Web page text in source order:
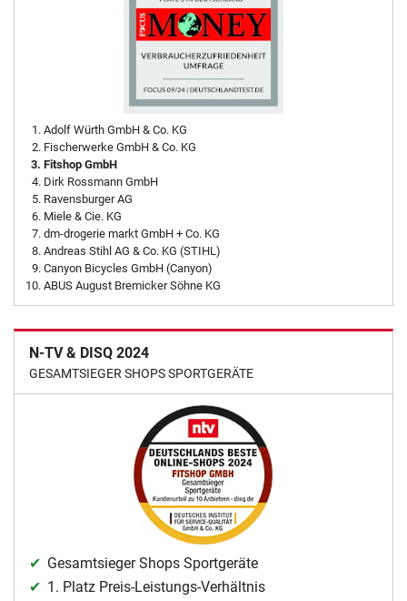
Adolf Würth GmbH & Co. KG
Fischerwerke GmbH & Co. KG
Fitshop GmbH
Dirk Rossmann GmbH
Ravensburger AG
Miele & Cie. KG
dm-drogerie markt GmbH + Co. KG
Andreas Stihl AG & Co. KG (STIHL)
Canyon Bicycles GmbH (Canyon)
ABUS August Bremicker Söhne KG
N-TV & DISQ 2024
GESAMTSIEGER SHOPS SPORTGERÄTE
Gesamtsieger Shops Sportgeräte
1. Platz Preis-Leistungs-Verhältnis